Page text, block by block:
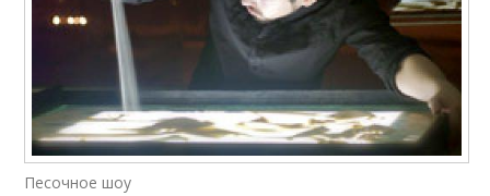
Песочное шоу